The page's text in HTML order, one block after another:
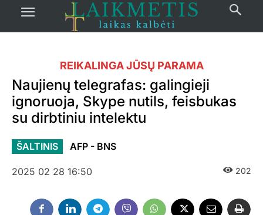
REIKALINGA JŪSŲ PARAMA
Naujienų telegrafas: galingieji
ignoruoja, Skype nutils, feisbukas
su dirbtiniu intelektu
ŠALTINIS AFP - BNS
2025 02 28 16:50 202